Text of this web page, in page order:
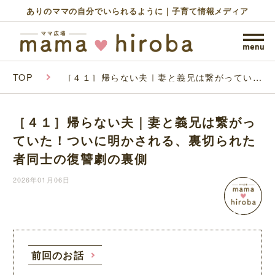
ありのママの自分でいられるように｜子育て情報メディア
TOP ［４１］帰らない夫｜妻と義兄は繋がってい
讐劇の裏側
［４１］帰らない夫｜妻と義兄は繋がっ
ていた！ついに明かされる、裏切られた
者同士の復讐劇の裏側
2026年01月06日
前回のお話